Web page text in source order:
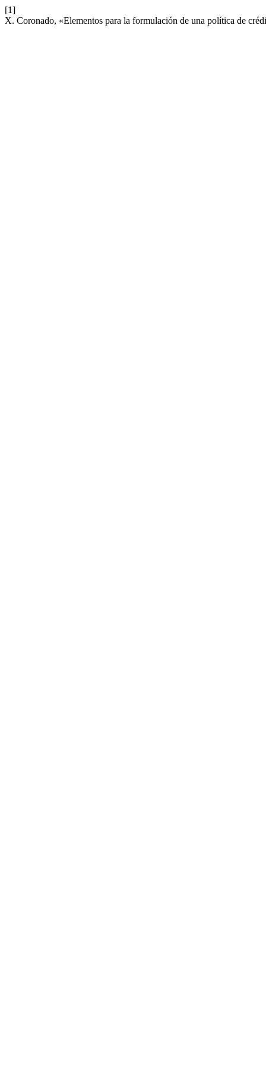
[1]
X. Coronado, «Elementos para la formulación de una política de